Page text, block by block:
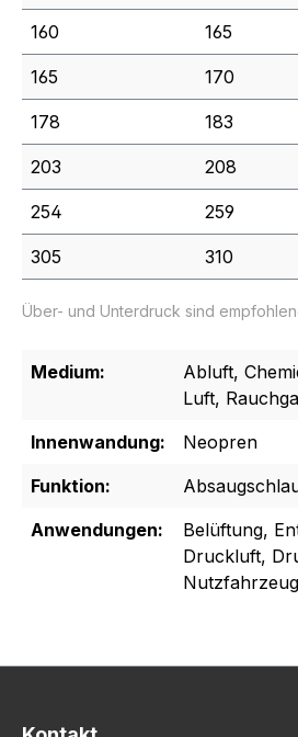
160 165
165 170
178 183
203 208
254 259
305 310
Über- und Unterdruck sind
Medium:
Abluft,
Luft,
Innenwandung:
Neopren
Funktion:
Anwendungen:
Belüftung,
Druckluft,